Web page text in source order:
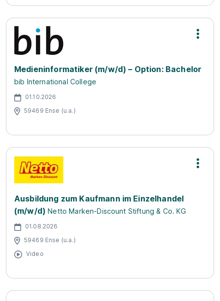
Medieninformatiker (m/w/d) – Option: Bachelor
bib International College
01.10.2026
59469 Ense (u.a.)
Ausbildung zum Kaufmann im Einzelhandel
(m/w/d) Netto Marken-Discount Stiftung & Co. KG
01.08.2026
59469 Ense (u.a.)
Video